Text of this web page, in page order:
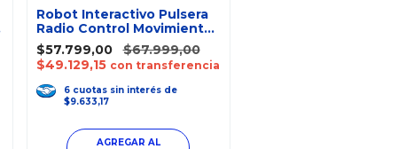
Robot Interactivo Pulsera
Radio Control Movimiento
Luces Grabación
$57.799,00
$67.999,00
$49.129,15 con transferencia
6 cuotas sin interés de
$9.633,17